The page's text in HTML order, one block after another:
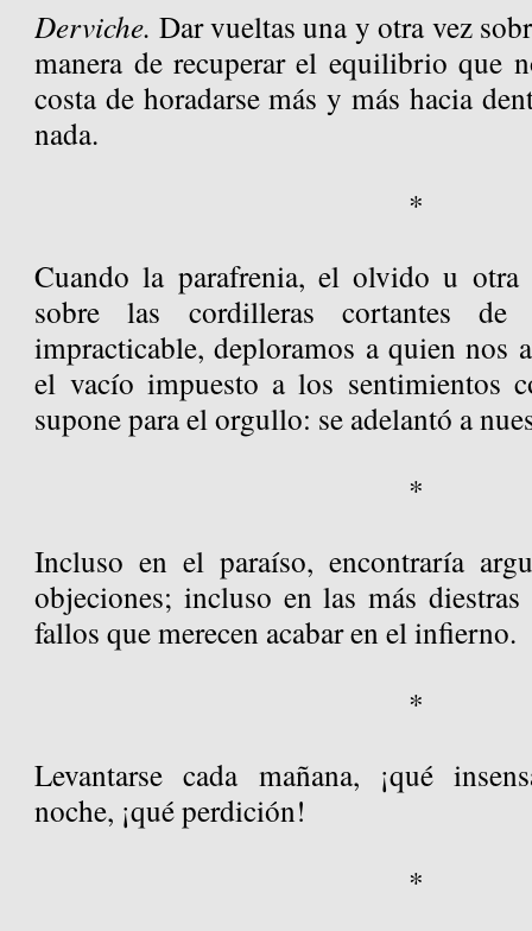
Derviche. Dar vueltas una y otra vez
manera de recuperar el equilibrio que
costa de horadarse más y más hacia
nada.
*
Cuando la parafrenia, el olvido u otra
sobre las cordilleras cortantes
impracticable, deploramos a quien nos
el vacío impuesto a los sentimientos
supone para el orgullo: se adelantó a
*
Incluso en el paraíso, encontraría
objeciones; incluso en las más diestras
fallos que merecen acabar en el infierno.
*
Levantarse cada mañana, ¡qué
noche, ¡qué perdición!
*